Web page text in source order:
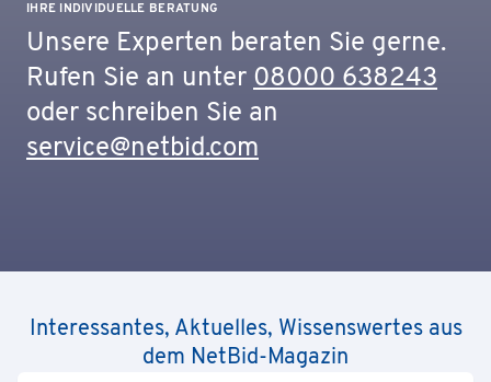
IHRE INDIVIDUELLE BERATUNG
Unsere Experten beraten Sie gerne.
Rufen Sie an unter 08000 638243
oder schreiben Sie an
service@netbid.com
Interessantes, Aktuelles, Wissenswertes aus
dem NetBid-Magazin